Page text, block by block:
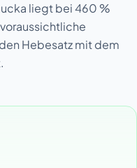
liegt bei 460 %
Hebesatz mit dem